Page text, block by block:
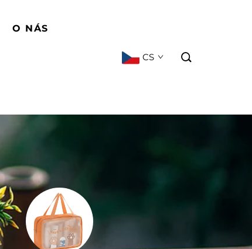
O NÁS
CS